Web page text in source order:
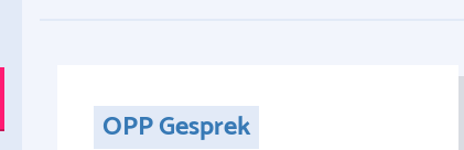
OPP Gesprek